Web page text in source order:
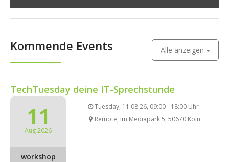
Kommende Events Alle anzeigen
TechTuesday deine IT-Sprechstunde
11
Aug 2026
workshop
Tuesday, 11.08.26, 09:00 - 18:00 Uhr
Remote, Im Mediapark 5, 50670 Köln